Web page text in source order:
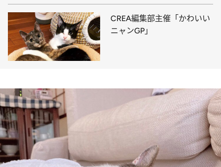
CREA編集部主催「かわいい
ニャンGP」